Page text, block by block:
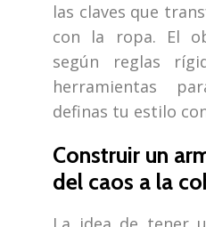
las claves que
con la ropa. El
según reglas
herramientas
definas tu estilo
Construir un
del caos a la